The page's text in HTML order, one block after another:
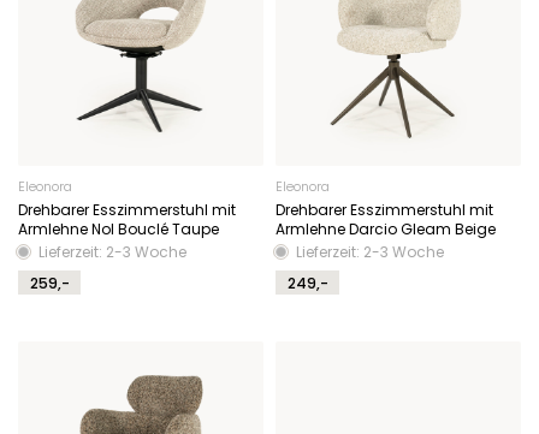
Eleonora
Drehbarer Esszimmerstuhl mit
Armlehne Nol Bouclé Taupe
Lieferzeit: 2-3 Woche
259,-
Eleonora
Drehbarer Esszimmerstuhl mit
Armlehne Darcio Gleam Beige
Lieferzeit: 2-3 Woche
249,-